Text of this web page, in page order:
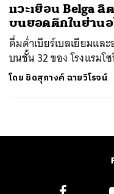
แวะเยือน Belga
บนยอดตึกในย่าน
ดื่มด่ำเบียร์เบลเยียมแล
บนชั้น 32 ของ โรงแรมโ
โดย ชิดสุภางค์ ฉายวิโรจน์